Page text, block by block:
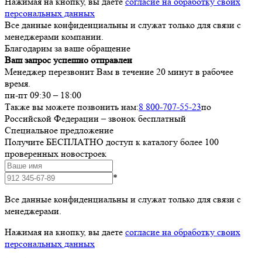
персональных данных
Все данные конфиденциальны и служат только для связи с
менеджерами компании.
Благодарим за ваше обращение
Ваш запрос успешно отправлен
Менеджер перезвонит Вам в течение 20 минут в рабочее
время.
пн-пт 09:30 – 18:00
Также вы можете позвонить нам:8 800-707-55-23по
Российской Федерации – звонок бесплатный
Специальное предложение
Получите БЕСПЛАТНО доступ к каталогу более 100
проверенных новостроек
*
Все данные конфиденциальны и служат только для связи с
менеджерами.
Нажимая на кнопку, вы даете согласие на обработку своих
персональных данных